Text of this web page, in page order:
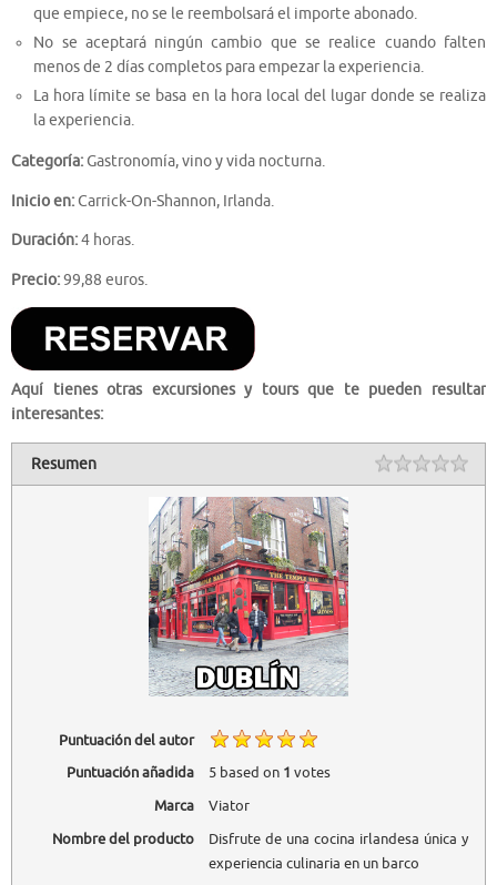
que empiece, no se le reembolsará el importe abonado.
No se aceptará ningún cambio que se realice cuando falten
menos de 2 días completos para empezar la experiencia.
La hora límite se basa en la hora local del lugar donde se realiza
la experiencia.
Categoría:Gastronomía, vino y vida nocturna.
Inicio en:Carrick-On-Shannon, Irlanda.
Duración:4 horas.
Precio:99,88 euros.
Aquí tienes otras excursiones y tours que te pueden resultar
interesantes:
Resumen
Puntuación del autor
Puntuación añadida
5based on 1 votes
Marca
Viator
Nombre del producto
Disfrute de una cocina irlandesa única y
experiencia culinaria en un barco